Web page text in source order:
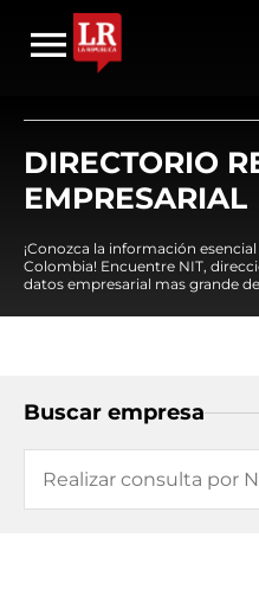
DIRECTORIO
EMPRESARIAL
¡Conozca la información
Colombia! Encuentre NIT,
datos empresarial mas grande
Buscar empresa